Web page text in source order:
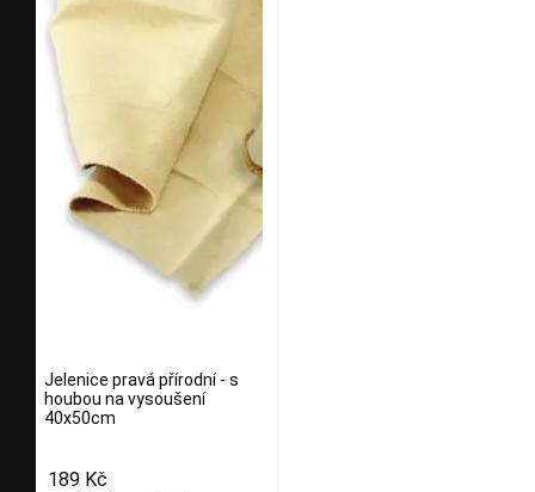
Jelenice pravá přírodní - s
houbou na vysoušení
40x50cm
189 Kč